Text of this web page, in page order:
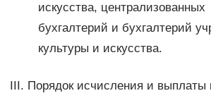
искусства, централизованных
бухгалтерий и бухгалтерий
культуры и искусства.
III. Порядок исчисления и выплаты